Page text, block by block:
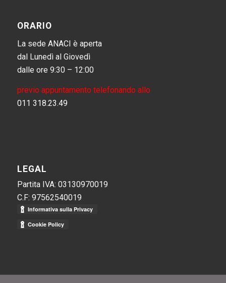
ORARIO
La sede ANACI è aperta
dal Lunedì al Giovedì
dalle ore 9:30 – 12:00
previo appuntamento telefonando allo
011 318.23.49
LEGAL
Partita IVA: 03130970019
C.F: 97562540019